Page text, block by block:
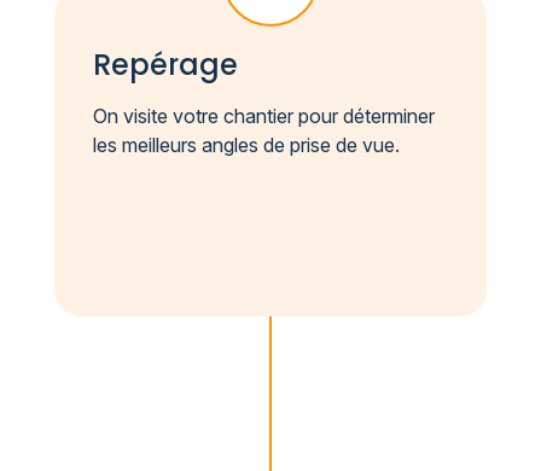
Repérage
On visite votre chantier pour déterminer
les meilleurs angles de prise de vue.